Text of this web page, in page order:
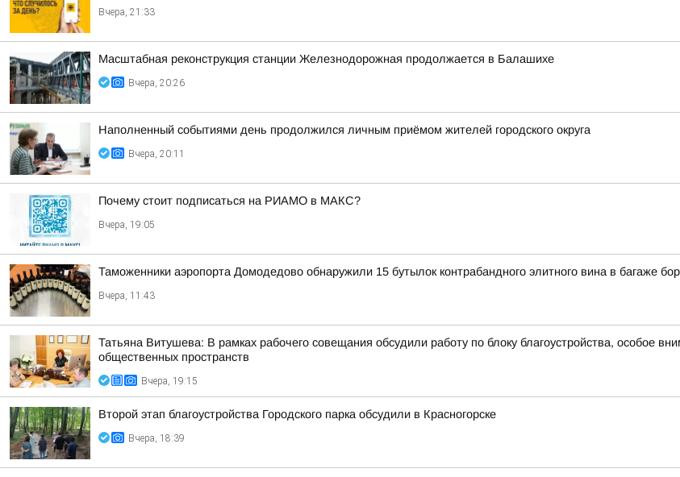
Вчера, 21:33
Масштабная реконструкция станции Железнодорожная продолжается в Балашихе
Вчера, 20:26
Наполненный событиями день продолжился личным приёмом жителей городского округа
Вчера, 20:11
Почему стоит подписаться на РИАМО в МАКС?
Вчера, 19:05
Таможенники аэропорта Домодедово обнаружили 15 бутылок контрабандного элитного вина в багаже
Вчера, 11:43
Татьяна Витушева: В рамках рабочего совещания обсудили работу по блоку благоустройства, особое
общественных пространств
Вчера, 19:15
Второй этап благоустройства Городского парка обсудили в Красногорске
Вчера, 18:39